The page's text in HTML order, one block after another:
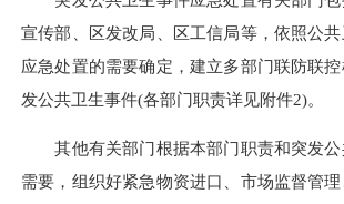
宣传部、区发改局、区工信局等，依照公
应急处置的需要确定，建立多部门联防联
发公共卫生事件(各部门职责详见附件2)。
其他有关部门根据本部门职责和突发公
需要，组织好紧急物资进口、市场监督管理